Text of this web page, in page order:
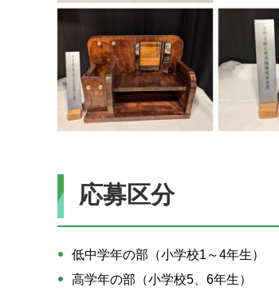
応募区分
低中学年の部（小学校1～4年生）
高学年の部（小学校5、6年生）